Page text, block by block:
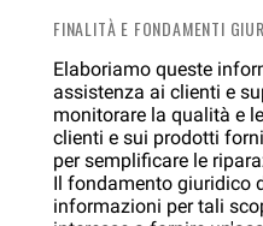
FINALITÀ E FONDAMENTI
Elaboriamo queste
assistenza ai clienti e
monitorare la qualità e
clienti e sui prodotti
per semplificare le
Il fondamento giuridico
informazioni per tali